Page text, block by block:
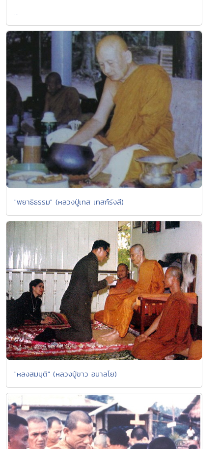
...
"พยาธิธรรม" (หลวงปู่เทส เทสก์รังสี)
"หลงสมมุติ" (หลวงปู่ขาว อนาลโย)